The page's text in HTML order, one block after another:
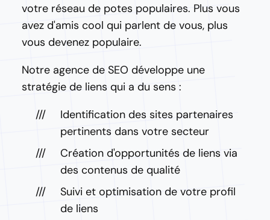
votre réseau de potes populaires. Plus vous
avez d'amis cool qui parlent de vous, plus
vous devenez populaire.
Notre agence de SEO développe une
stratégie de liens qui a du sens :
Identification des sites partenaires
pertinents dans votre secteur
Création d'opportunités de liens via
des contenus de qualité
Suivi et optimisation de votre profil
de liens